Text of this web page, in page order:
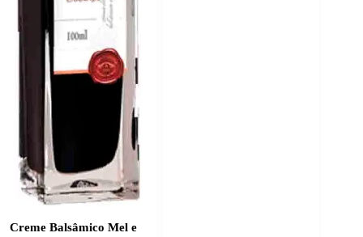
Creme Balsâmico Mel e